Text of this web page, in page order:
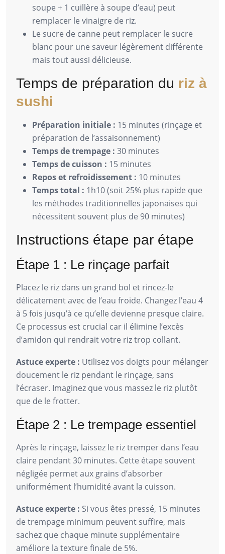
soupe + 1 cuillère à soupe d’eau) peut
remplacer le vinaigre de riz.
Le sucre de canne peut remplacer le sucre
blanc pour une saveur légèrement différente
mais tout aussi délicieuse.
Temps de préparation du riz à
sushi
Préparation initiale : 15 minutes (rinçage et
préparation de l’assaisonnement)
Temps de trempage : 30 minutes
Temps de cuisson : 15 minutes
Repos et refroidissement : 10 minutes
Temps total : 1h10 (soit 25% plus rapide que
les méthodes traditionnelles japonaises qui
nécessitent souvent plus de 90 minutes)
Instructions étape par étape
Étape 1 : Le rinçage parfait
Placez le riz dans un grand bol et rincez-le
délicatement avec de l’eau froide. Changez l’eau 4
à 5 fois jusqu’à ce qu’elle devienne presque claire.
Ce processus est crucial car il élimine l’excès
d’amidon qui rendrait votre riz trop collant.
Astuce experte : Utilisez vos doigts pour mélanger
doucement le riz pendant le rinçage, sans
l’écraser. Imaginez que vous massez le riz plutôt
que de le frotter.
Étape 2 : Le trempage essentiel
Après le rinçage, laissez le riz tremper dans l’eau
claire pendant 30 minutes. Cette étape souvent
négligée permet aux grains d’absorber
uniformément l’humidité avant la cuisson.
Astuce experte : Si vous êtes pressé, 15 minutes
de trempage minimum peuvent suffire, mais
sachez que chaque minute supplémentaire
améliore la texture finale de 5%.